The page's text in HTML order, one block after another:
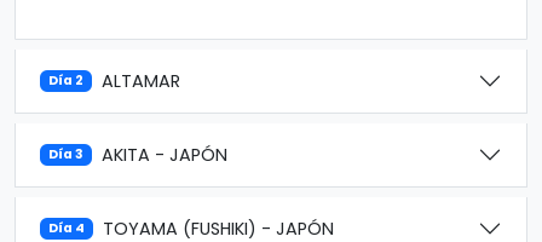
Día 2 ALTAMAR
Día 3 AKITA - JAPÓN
Día 4 TOYAMA (FUSHIKI) - JAPÓN